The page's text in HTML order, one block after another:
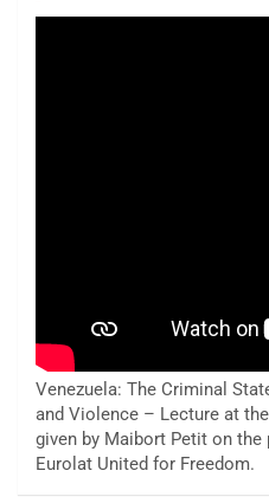
Venezuela: The Criminal
and Violence – Lecture at
given by Maibort Petit on the
Eurolat United for Freedom.